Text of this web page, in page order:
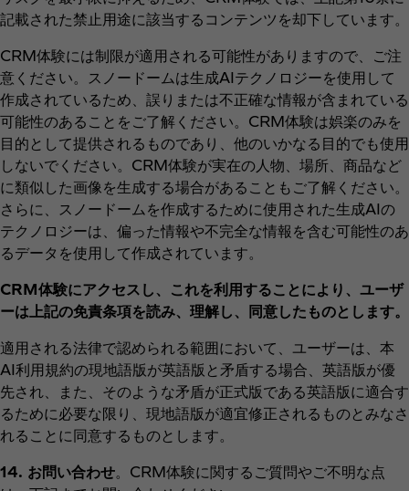
記載された禁止用途に該当するコンテンツを却下しています。
CRM体験には制限が適用される可能性がありますので、ご注
意ください。スノードームは生成AIテクノロジーを使用して
作成されているため、誤りまたは不正確な情報が含まれている
可能性のあることをご了解ください。CRM体験は娯楽のみを
目的として提供されるものであり、他のいかなる目的でも使用
しないでください。CRM体験が実在の人物、場所、商品など
に類似した画像を生成する場合があることもご了解ください。
さらに、スノードームを作成するために使用された生成AIの
テクノロジーは、偏った情報や不完全な情報を含む可能性のあ
るデータを使用して作成されています。
CRM体験にアクセスし、これを利用することにより、ユーザ
ーは上記の免責条項を読み、理解し、同意したものとします。
適用される法律で認められる範囲において、ユーザーは、本
AI利用規約の現地語版が英語版と矛盾する場合、英語版が優
先され、また、そのような矛盾が正式版である英語版に適合す
るために必要な限り、現地語版が適宜修正されるものとみなさ
れることに同意するものとします。
14. お問い合わせ。CRM体験に関するご質問やご不明な点